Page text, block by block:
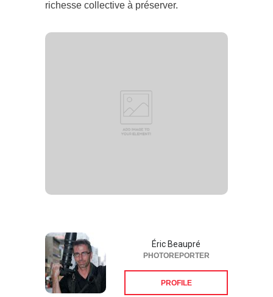
richesse collective à préserver.
Éric Beaupré
PHOTOREPORTER
PROFILE